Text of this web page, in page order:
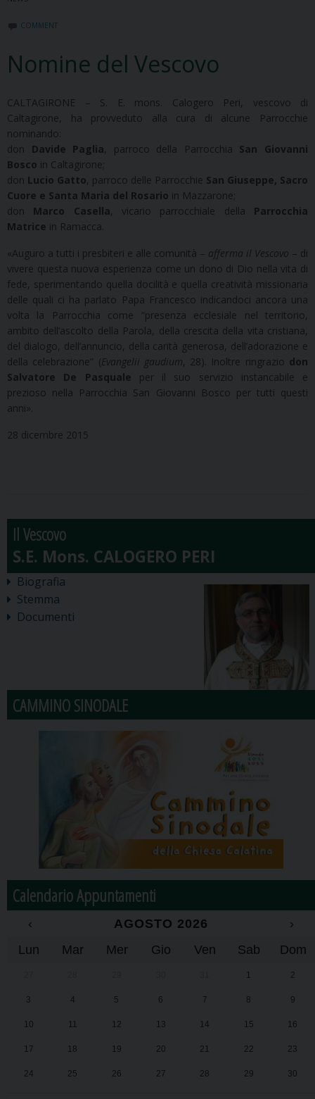
COMMENT
Nomine del Vescovo
CALTAGIRONE – S. E. mons. Calogero Peri, vescovo di
Caltagirone, ha provveduto alla cura di alcune Parrocchie
nominando:
don Davide Paglia, parroco della Parrocchia San Giovanni
Bosco in Caltagirone;
don Lucio Gatto, parroco delle Parrocchie San Giuseppe, Sacro
Cuore e Santa Maria del Rosario in Mazzarone;
don Marco Casella, vicario parrocchiale della Parrocchia
Matrice in Ramacca.
«Auguro a tutti i presbiteri e alle comunità – afferma il Vescovo – di
vivere questa nuova esperienza come un dono di Dio nella vita di
fede, sperimentando quella docilità e quella creatività missionaria
delle quali ci ha parlato Papa Francesco indicandoci ancora una
volta la Parrocchia come “presenza ecclesiale nel territorio,
ambito dell’ascolto della Parola, della crescita della vita cristiana,
del dialogo, dell’annuncio, della carità generosa, dell’adorazione e
della celebrazione” (Evangelii gaudium, 28). Inoltre ringrazio don
Salvatore De Pasquale per il suo servizio instancabile e
prezioso nella Parrocchia San Giovanni Bosco per tutti questi
anni».
28 dicembre 2015
Il Vescovo
Biografia
Stemma
Documenti
CAMMINO SINODALE
Calendario Appuntamenti
‹ AGOSTO 2026
›
Lun
Mar Mer Gio Ven Sab Dom
1 2
3 4 5 6 7 8 9
10 11 12 13 14 15 16
17 18 19 20 21 22 23
24 25 26 27 28 29 30